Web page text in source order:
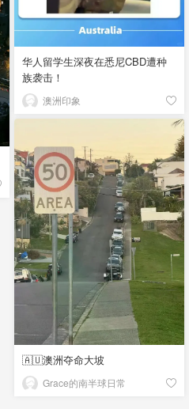
华人留学生深夜在悉尼CBD遭种
族袭击！
澳洲印象
🇦🇺澳洲夺命大坡
Grace的南半球日常